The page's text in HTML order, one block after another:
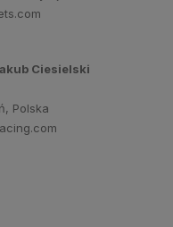
Ciesielski
Polska